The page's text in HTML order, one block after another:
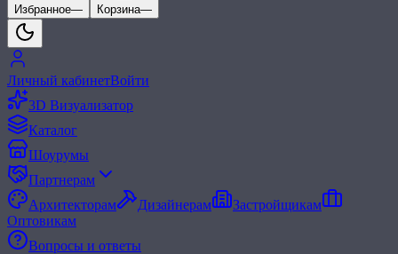
Избранное— Корзина—
Личный кабинетВойти
3D Визуализатор
Каталог
Шоурумы
Партнерам
Архитекторам
Дизайнерам
Застройщикам
Оптовикам
Вопросы и ответы